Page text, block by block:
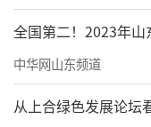
全国第二！2023年
中华网山东频道
从上合绿色发展论